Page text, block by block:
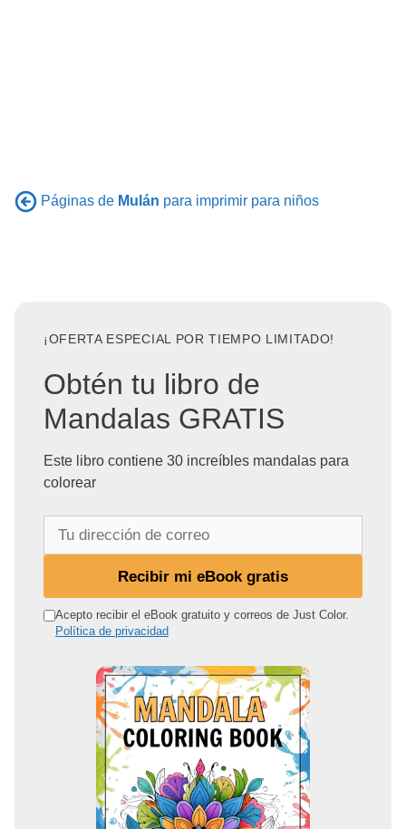
Páginas de Mulán para imprimir para niños
¡OFERTA ESPECIAL POR TIEMPO LIMITADO!
Obtén tu libro de
Mandalas GRATIS
Este libro contiene 30 increíbles mandalas para
colorear
r
Recibir mi eBook gratis
Acepto recibir el eBook gratuito y correos de Just Color.
Política de privacidad